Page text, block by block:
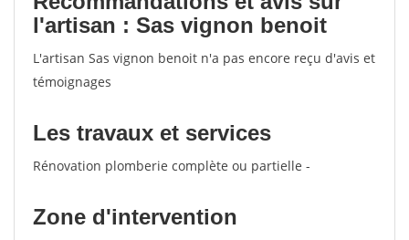
l'artisan : Sas vignon benoit
L'artisan Sas vignon benoit n'a pas encore reçu d'avis et
témoignages
Les travaux et services
Rénovation plomberie complète ou partielle -
Zone d'intervention